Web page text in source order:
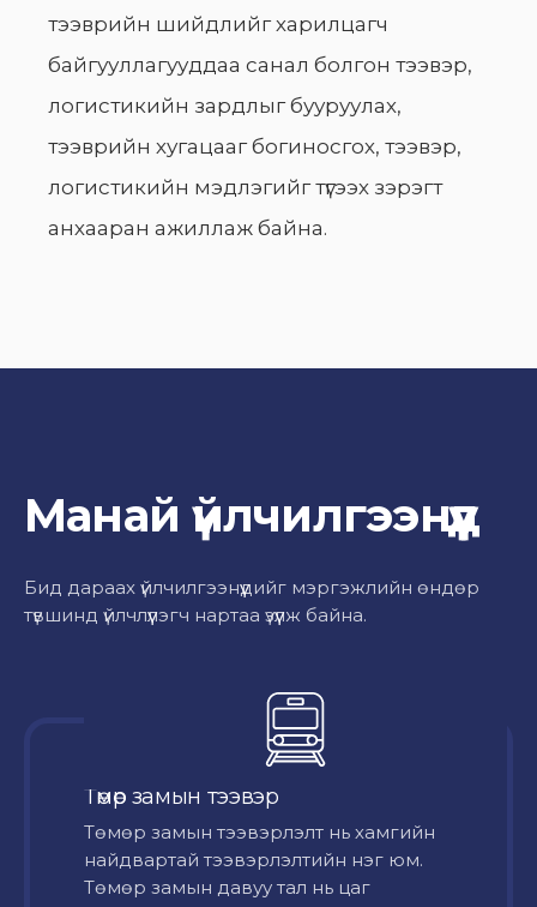
тээврийн шийдлийг харилцагч
байгууллагууддаа санал болгон тээвэр,
логистикийн зардлыг бууруулах,
тээврийн хугацааг богиносгох, тээвэр,
логистикийн мэдлэгийг түгээх зэрэгт
анхааран ажиллаж байна.
Манай үйлчилгээнүүд
Бид дараах үйлчилгээнүүдийг мэргэжлийн өндөр
түвшинд үйлчлүүлэгч нартаа үзүүлж байна.
Төмөр замын тээвэр
Төмөр замын тээвэрлэлт нь хамгийн
найдвартай тээвэрлэлтийн нэг юм.
Төмөр замын давуу тал нь цаг